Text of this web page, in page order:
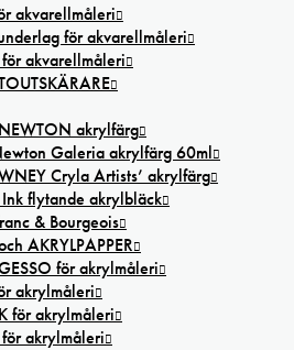
akvarellmåleri
för akvarellmåleri
för akvarellmåleri
akrylfärg
Galeria akrylfärg 60ml
Cryla Artists’ akrylfärg
Ink flytande akrylbläck
& Bourgeois
AKRYLPAPPER
för akrylmåleri
akrylmåleri
för akrylmåleri
för akrylmåleri